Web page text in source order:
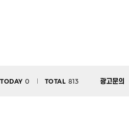
TODAY 0 TOTAL 813 광고문의